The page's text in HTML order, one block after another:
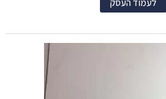
לעמוד העסק